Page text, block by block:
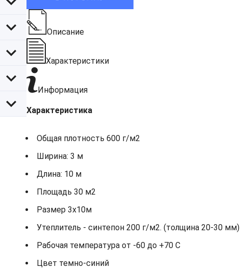
Описание
Характеристики
Информация
Характеристика
Общая плотность 600 г/м2
Ширина: 3 м
Длина: 10 м
Площадь 30 м2
Размер 3х10м
Утеплитель - синтепон 200 г/м2. (толщина 20-30 мм)
Рабочая температура от -60 до +70 С
Цвет темно-синий